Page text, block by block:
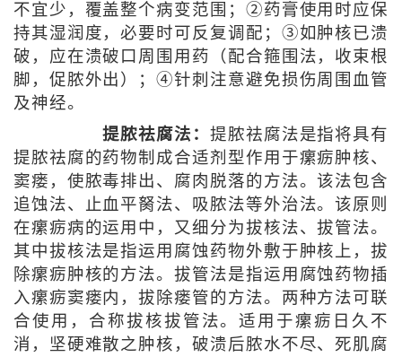
不宜少，覆盖整个病变范围；②药膏使用时应保
持其湿润度，必要时可反复调配；③如肿核已溃
破，应在溃破口周围用药（配合箍围法，收束根
脚，促脓外出）；④针刺注意避免损伤周围血管
及神经。
提脓祛腐法： 提脓祛腐法是指将具有
提脓祛腐的药物制成合适剂型作用于瘰疬肿核、
窦瘘，使脓毒排出、腐肉脱落的方法。该法包含
追蚀法、止血平胬法、吸脓法等外治法。该原则
在瘰疬病的运用中，又细分为拔核法、拔管法。
其中拔核法是指运用腐蚀药物外敷于肿核上，拔
除瘰疬肿核的方法。拔管法是指运用腐蚀药物插
入瘰疬窦瘘内，拔除瘘管的方法。两种方法可联
合使用，合称拔核拔管法。适用于瘰疬日久不
消，坚硬难散之肿核，破溃后脓水不尽、死肌腐